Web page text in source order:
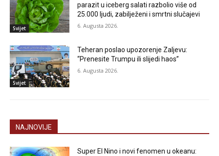
Svijet
parazit u iceberg salati razbolio više od
25.000 ljudi, zabilježeni i smrtni slučajevi
6. Augusta 2026.
Svijet
Teheran poslao upozorenje Zaljevu:
“Prenesite Trumpu ili slijedi haos”
6. Augusta 2026.
NAJNOVIJE
Super El Nino i novi fenomen u okeanu: